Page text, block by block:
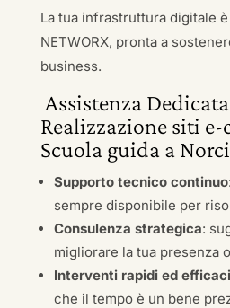
La tua infrastruttura digitale
NETWORX, pronta a
business.
Assistenza
Realizzazione siti
Scuola guida a
Supporto tecnico continuo
sempre disponibile per
Consulenza strategica:
migliorare la tua presenza
Interventi rapidi ed efficaci
che il tempo è un bene